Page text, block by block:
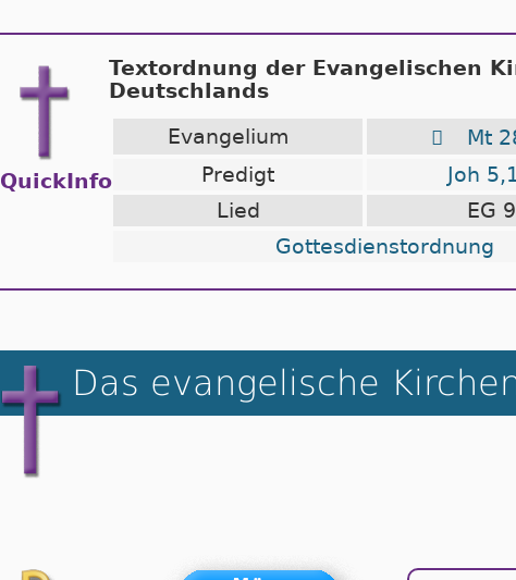
QuickInfo
Textordnung der Evangelischen
Deutschlands
Evangelium

Mt
Predigt
Joh
Lied
EG
Gottesdienstordnung
Das evangelische